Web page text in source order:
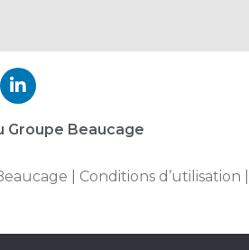
Groupe Beaucage
| Conditions d’utilisation